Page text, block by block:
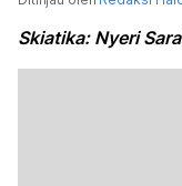
Skiatika: Nyeri